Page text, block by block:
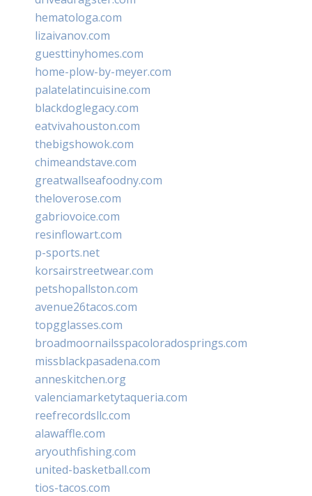
hematologa.com
lizaivanov.com
guesttinyhomes.com
home-plow-by-meyer.com
palatelatincuisine.com
blackdoglegacy.com
eatvivahouston.com
thebigshowok.com
chimeandstave.com
greatwallseafoodny.com
theloverose.com
gabriovoice.com
resinflowart.com
p-sports.net
korsairstreetwear.com
petshopallston.com
avenue26tacos.com
topgglasses.com
broadmoornailsspacoloradosprings.com
missblackpasadena.com
anneskitchen.org
valenciamarketytaqueria.com
reefrecordsllc.com
alawaffle.com
aryouthfishing.com
united-basketball.com
tios-tacos.com